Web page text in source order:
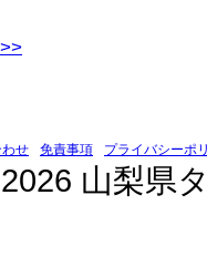
せ 免責事項 プライバシーポ
山梨県